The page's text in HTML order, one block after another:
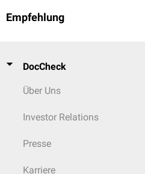
Empfehlung
DocCheck
Über Uns
Investor Relations
Presse
Karriere